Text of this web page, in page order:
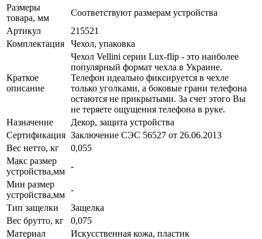
Размеры
товара, мм
Соответствуют размерам устройства
Артикул
215521
Комплектация
Чехол, упаковка
Краткое
описание
Чехол Vellini серии Lux-flip - это наиболее
популярный формат чехла в Украине.
Телефон идеально фиксируется в чехле
только уголками, а боковые грани телефона
остаются не прикрытыми. За счет этого Вы
не теряете ощущения телефона в руке.
Назначение
Декор, защита устройства
Сертификация Заключение СЭС 56527 от 26.06.2013
Вес нетто, кг
0,055
Макс размер
устройства,мм
-
Мин размер
устройства,мм
-
Тип защелки
Защелка
Вес брутто, кг
0,075
Материал
Искусственная кожа, пластик